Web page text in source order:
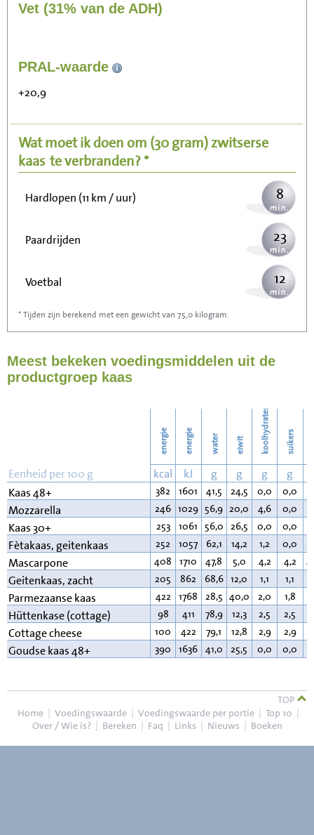
Vet (31% van de ADH)
PRAL-waarde
+20,9
Wat moet ik doen om (30 gram)zwitserse
kaas te verbranden? *
Zitten, tv kijken
Wandelen (5 km/uur)
Hardlopen (11 km / uur) 8
Paardrijden 23
Voetbal 12
Stofzuigen
Strijken 39
45
* Tijden zijn berekend met een gewicht van 75,0 kilogram.
Meest bekeken voedingsmiddelen uit de
productgroep kaas
energie energie water eiwit koolhydraten suikers
Eenheid per 100 g kcal kJ g g g g
Kaas 48+
382 1601 41,5 24,5 0,0 0,0
Mozzarella 246 1029 56,9 20,0 4,6 0,0
Kaas 30+ 253 1061 56,0 26,5 0,0 0,0
Fètakaas, geitenkaas 252 1057 62,1 14,2 1,2 0,0
Mascarpone 408 1710 47,8 5,0 4,2 4,2
Geitenkaas, zacht 205 862 68,6 12,0 1,1 1,1
Parmezaanse kaas 422 1768 28,5 40,0 2,0 1,8
Hüttenkase (cottage) 98 411 78,9 12,3 2,5 2,5
Cottage cheese 100 422 79,1 12,8 2,9 2,9
Goudse kaas 48+ 390 1636 41,0 25,5 0,0 0,0
TOP
Home | Voedingswaarde | Voedingswaarde per portie | Top 10 |
Over / Wie is? | Bereken | Faq | Links | Nieuws | Boeken